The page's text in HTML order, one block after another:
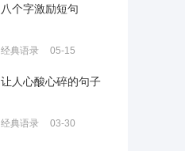
八个字激励短句
经典语录 05-15
让人心酸心碎的句子
经典语录 03-30